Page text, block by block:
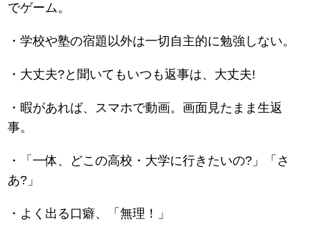
でゲーム。
・学校や塾の宿題以外は一切自主的に勉強しない。
・大丈夫?と聞いてもいつも返事は、大丈夫!
・暇があれば、スマホで動画。画面見たまま生返
事。
・「一体、どこの高校・大学に行きたいの?」「さ
あ?」
・よく出る口癖、「無理！」